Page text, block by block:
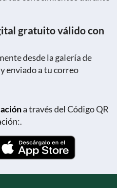
gratuito válido con
desde la galería de
enviado a tu correo
a través del Código QR